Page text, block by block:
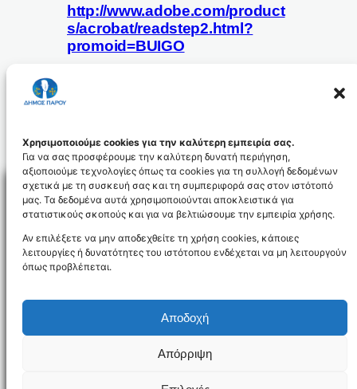
Χρησιμοποιούμε cookies για την καλύτερη εμπειρία σας.
Για να σας προσφέρουμε την καλύτερη δυνατή περιήγηση,
αξιοποιούμε τεχνολογίες όπως τα cookies για τη συλλογή δεδομένων
σχετικά με τη συσκευή σας και τη συμπεριφορά σας στον ιστότοπό
μας. Τα δεδομένα αυτά χρησιμοποιούνται αποκλειστικά για
στατιστικούς σκοπούς και για να βελτιώσουμε την εμπειρία χρήσης.
Αν επιλέξετε να μην αποδεχθείτε τη χρήση cookies, κάποιες
λειτουργίες ή δυνατότητες του ιστότοπου ενδέχεται να μη λειτουργούν
όπως προβλέπεται.
Αποδοχή
Απόρριψη
http://www.adobe.com/product
s/acrobat/readstep2.html?
promoid=BUIGO
anak.odigon_id2265
NEWSLETTER
Δήλωση Προσβασιμότητας
Δήμος Πάρου